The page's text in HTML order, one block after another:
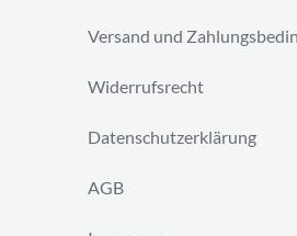
Versand und
Widerrufsrecht
Datenschutzerklärung
AGB